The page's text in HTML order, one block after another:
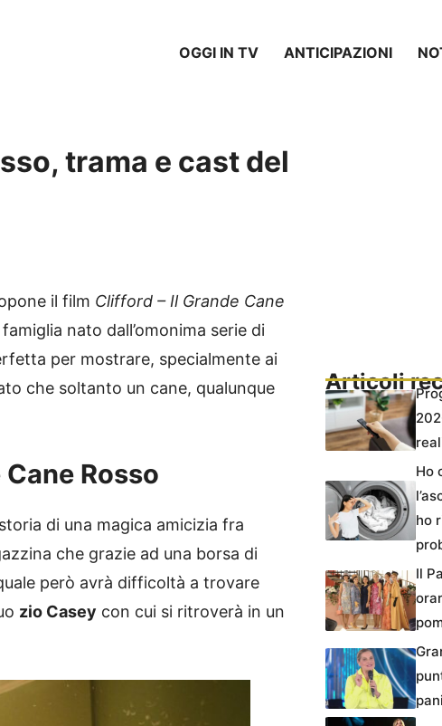
OGGI IN TV ANTICIPAZIONI
trama e cast del
il film Clifford – Il Grande Cane
nato dall’omonima serie di
per mostrare, specialmente ai
che soltanto un cane, qualunque
Rosso
di una magica amicizia fra
che grazie ad una borsa di
però avrà difficoltà a trovare
zio Casey con cui si ritroverà in un
Articoli
Ho
ho
Il